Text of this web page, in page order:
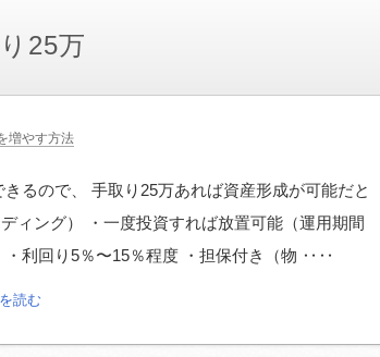
25万
増やす方法
るので、 手取り25万あれば資産形成が可能だと
ィング） ・一度投資すれば放置可能（運用期間
・利回り5％〜15％程度 ・担保付き（物 ‥‥
読む